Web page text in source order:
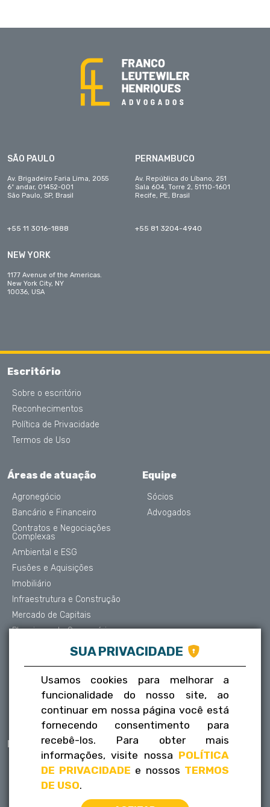
SÃO PAULO
Av. Brigadeiro Faria Lima, 2055
6º andar, 01452-001
São Paulo, SP, Brasil
+55 11 3016-1888
PERNAMBUCO
Av. República do Líbano, 251
Sala 604, Torre 2, 51110-1601
Recife, PE, Brasil
+55 81 3204-4940
NEW YORK
1177 Avenue of the Americas.
New York City, NY
10036, USA
Escritório
Sobre o escritório
Reconhecimentos
Política de Privacidade
Termos de Uso
Áreas de atuação
Agronegócio
Bancário e Financeiro
Contratos e Negociações
Complexas
Ambiental e ESG
Fusões e Aquisições
Imobiliário
Infraestrutura e Construção
Mercado de Capitais
Planejamento Sucessório
Contencioso e Arbitragem
Societário
Trabalhista
Tributário
Equipe
Sócios
Advogados
Publicações
Informativos
FLH na mídia
Contatos
Fale conosco
SUA PRIVACIDADE
Usamos cookies para melhorar a
funcionalidade do nosso site, ao
continuar em nossa página você está
fornecendo consentimento para
recebê-los. Para obter mais
informações, visite nossa POLÍTICA
DE PRIVACIDADE e nossos TERMOS
DE USO.